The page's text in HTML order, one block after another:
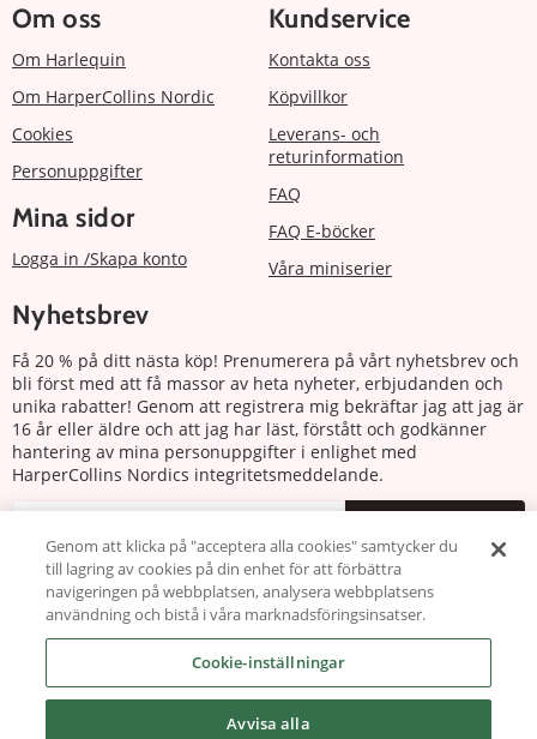
Om oss
Om Harlequin
Om HarperCollins Nordic
Cookies
Personuppgifter
Mina sidor
Logga in /Skapa konto
Kundservice
Kontakta oss
Köpvillkor
Leverans- och
returinformation
FAQ
FAQ E-böcker
Våra miniserier
Nyhetsbrev
Få 20 % på ditt nästa köp! Prenumerera på vårt nyhetsbrev och
bli först med att få massor av heta nyheter, erbjudanden och
unika rabatter! Genom att registrera mig bekräftar jag att jag är
16 år eller äldre och att jag har läst, förstått och godkänner
hantering av mina personuppgifter i enlighet med
HarperCollins Nordics integritetsmeddelande.
Följ oss
Genom att klicka på "acceptera alla cookies" samtycker du
till lagring av cookies på din enhet för att förbättra
navigeringen på webbplatsen, analysera webbplatsens
användning och bistå i våra marknadsföringsinsatser.
Cookie-inställningar
Avvisa alla